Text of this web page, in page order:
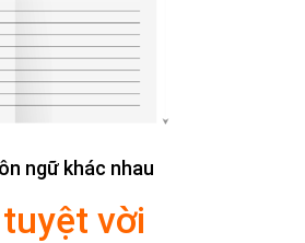
ngữ khác nhau
vời